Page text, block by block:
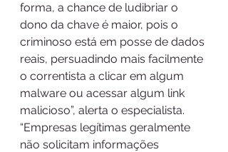
forma, a chance de ludibriar o
dono da chave é maior, pois o
criminoso está em posse de dados
reais, persuadindo mais facilmente
o correntista a clicar em algum
malware ou acessar algum link
malicioso”, alerta o especialista.
“Empresas legítimas geralmente
não solicitam informações